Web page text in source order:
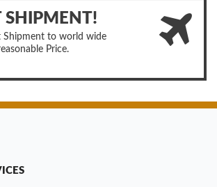
SHIPMENT!
Shipment to world wide
Price.